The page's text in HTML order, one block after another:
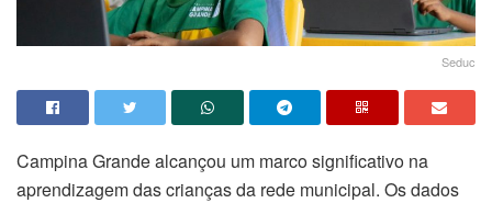
Seduc
Campina Grande alcançou um marco significativo na
aprendizagem das crianças da rede municipal. Os dados